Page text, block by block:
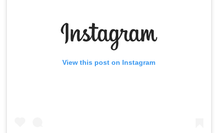
View this post on Instagram